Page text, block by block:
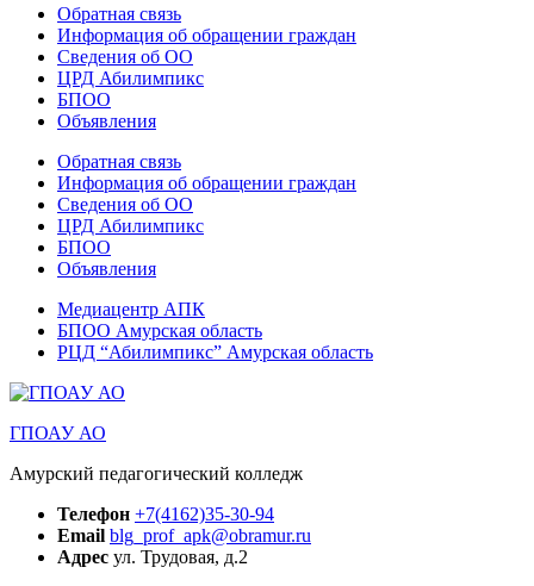
Обратная связь
Информация об обращении граждан
Сведения об ОО
ЦРД Абилимпикс
БПОО
Объявления
Обратная связь
Информация об обращении граждан
Сведения об ОО
ЦРД Абилимпикс
БПОО
Объявления
Медиацентр АПК
БПОО Амурская область
РЦД “Абилимпикс” Амурская область
ГПОАУ АО
Амурский педагогический колледж
Телефон +7(4162)35-30-94
Email blg_prof_apk@obramur.ru
Адрес ул. Трудовая, д.2